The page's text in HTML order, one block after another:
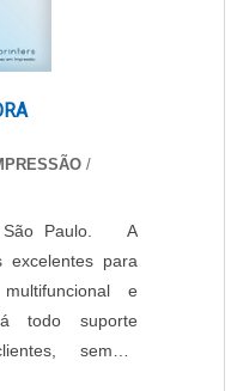
/
São Paulo. A
excelentes para
e
todo suporte
sempre
resolução dos